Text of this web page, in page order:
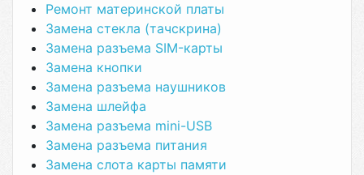
Ремонт материнской платы
Замена стекла (тачскрина)
Замена разъема SIM-карты
Замена кнопки
Замена разъема наушников
Замена шлейфа
Замена разъема mini-USB
Замена разъема питания
Замена слота карты памяти